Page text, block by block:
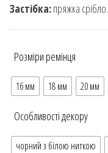
Застібка:пряжка срібло.
Розміри ремінця
16 мм 18 мм 20 мм
Особливості декору
чорний з білою ниткою